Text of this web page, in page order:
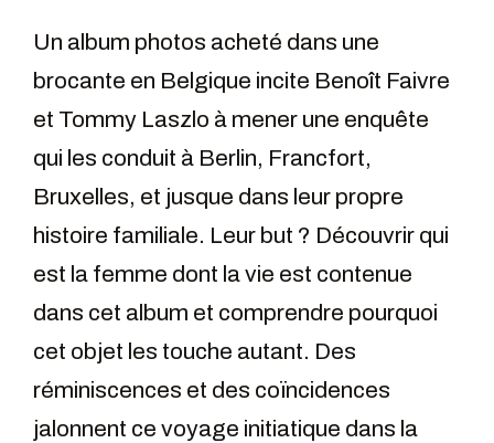
Un album photos acheté dans une
brocante en Belgique incite Benoît Faivre
et Tommy Laszlo à mener une enquête
qui les conduit à Berlin, Francfort,
Bruxelles, et jusque dans leur propre
histoire familiale. Leur but ? Découvrir qui
est la femme dont la vie est contenue
dans cet album et comprendre pourquoi
cet objet les touche autant. Des
réminiscences et des coïncidences
jalonnent ce voyage initiatique dans la